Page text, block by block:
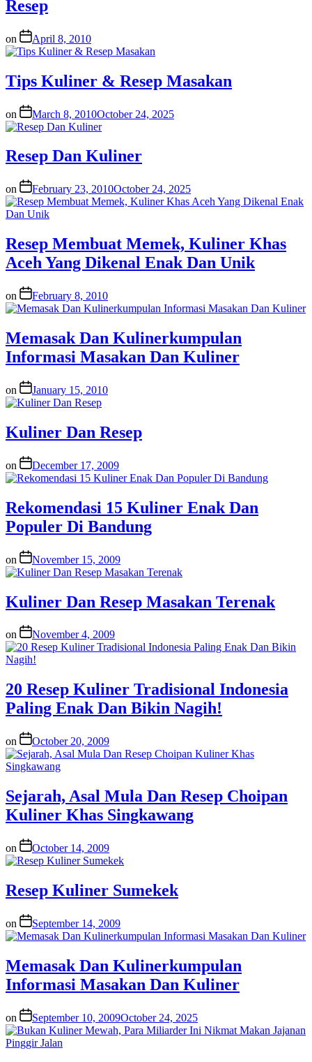
Resep
on April 8, 2010
Tips Kuliner & Resep Masakan
on March 8, 2010October 24, 2025
Resep Dan Kuliner
on February 23, 2010October 24, 2025
Resep Membuat Memek, Kuliner Khas
Aceh Yang Dikenal Enak Dan Unik
on February 8, 2010
Memasak Dan Kulinerkumpulan
Informasi Masakan Dan Kuliner
on January 15, 2010
Kuliner Dan Resep
on December 17, 2009
Rekomendasi 15 Kuliner Enak Dan
Populer Di Bandung
on November 15, 2009
Kuliner Dan Resep Masakan Terenak
on November 4, 2009
20 Resep Kuliner Tradisional Indonesia
Paling Enak Dan Bikin Nagih!
on October 20, 2009
Sejarah, Asal Mula Dan Resep Choipan
Kuliner Khas Singkawang
on October 14, 2009
Resep Kuliner Sumekek
on September 14, 2009
Memasak Dan Kulinerkumpulan
Informasi Masakan Dan Kuliner
on September 10, 2009October 24, 2025